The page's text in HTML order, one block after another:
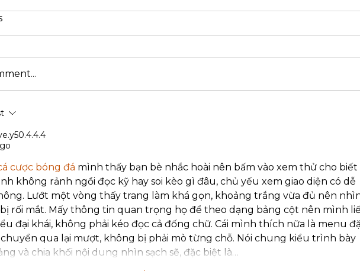
When
cược bóng đá mình thấy bạn bè nhắc hoài nên bấm vào xem thử cho biết
không rảnh ngồi đọc kỹ hay soi kèo gì đâu, chủ yếu xem giao diện có dễ
Lướt một vòng thấy trang làm khá gọn, khoảng trắng vừa đủ nên
rối mắt. Mấy thông tin quan trọng họ để theo dạng bảng cột nên mình
đại khái, không phải kéo đọc cả đống chữ. Cái mình thích nữa là menu
chuyển qua lại mượt, không bị phải mò từng chỗ. Nói chung kiểu trình bày
và chia khối nội dung nhìn sạch sẽ, đặc biệt là…